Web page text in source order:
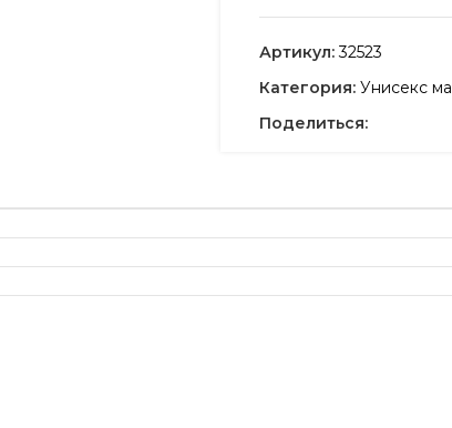
Артикул:32523
Категория: Унисекс
Поделиться: